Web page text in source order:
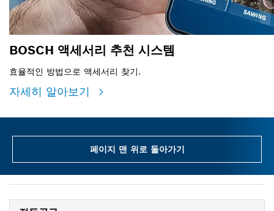
BOSCH 액세서리 추천 시스템
효율적인 방법으로 액세서리 찾기.
자세히 알아보기
페이지 맨 위로 돌아가기